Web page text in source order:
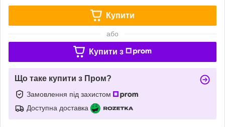
Купити
або
Купити з
Що таке купити з Пром?
Замовлення під захистом
Доступна доставка